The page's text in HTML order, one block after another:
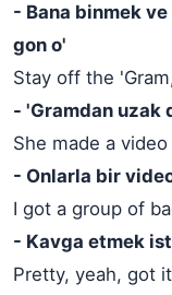
- Bana binmek
gon o'
Stay off the
- 'Gramdan uzak
She made a
- Onlarla bir
I got a group of
- Kavga etmek
Pretty, yeah, got